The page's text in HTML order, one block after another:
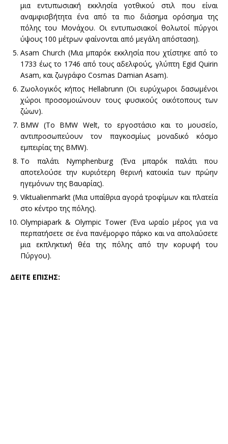
μια εντυπωσιακή εκκλησία γοτθικού στιλ που είναι
αναμφισβήτητα ένα από τα πιο διάσημα ορόσημα της
πόλης του Μονάχου. Οι εντυπωσιακοί θολωτοί πύργοι
ύψους 100 μέτρων φαίνονται από μεγάλη απόσταση).
Asam Church (Μια μπαρόκ εκκλησία που χτίστηκε από το
1733 έως το 1746 από τους αδελφούς, γλύπτη Egid Quirin
Asam, και ζωγράφο Cosmas Damian Asam).
Ζωολογικός κήπος Hellabrunn (Οι ευρύχωροι δασωμένοι
χώροι προσομοιώνουν τους φυσικούς οικότοπους των
ζώων).
BMW (Το BMW Welt, το εργοστάσιο και το μουσείο,
αντιπροσωπεύουν τον παγκοσμίως μοναδικό κόσμο
εμπειρίας της BMW).
Το παλάτι Nymphenburg (Ένα μπαρόκ παλάτι που
αποτελούσε την κυριότερη θερινή κατοικία των πρώην
ηγεμόνων της Βαυαρίας).
Viktualienmarkt (Μια υπαίθρια αγορά τροφίμων και πλατεία
στο κέντρο της πόλης).
Olympiapark & ​​Olympic Tower (Ένα ωραίο μέρος για να
περπατήσετε σε ένα πανέμορφο πάρκο και να απολαύσετε
μια εκπληκτική θέα της πόλης από την κορυφή του
Πύργου).
ΔΕΙΤΕ ΕΠΙΣΗΣ: